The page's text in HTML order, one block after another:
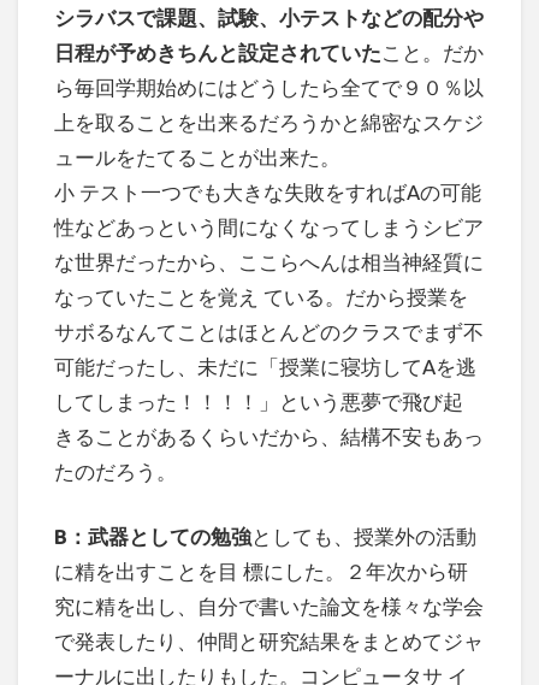
シラバスで課題、試験、小テストなどの配分や
日程が予めきちんと設定されていたこと。だか
ら毎回学期始めにはどうしたら全てで９０％以
上を取ることを出来るだろうかと綿密なスケジ
ュールをたてることが出来た。
小 テスト一つでも大きな失敗をすればAの可能
性などあっという間になくなってしまうシビア
な世界だったから、ここらへんは相当神経質に
なっていたことを覚え ている。だから授業を
サボるなんてことはほとんどのクラスでまず不
可能だったし、未だに「授業に寝坊してAを逃
してしまった！！！！」という悪夢で飛び起
きることがあるくらいだから、結構不安もあっ
たのだろう。
B：武器としての勉強としても、授業外の活動
に精を出すことを目 標にした。２年次から研
究に精を出し、自分で書いた論文を様々な学会
で発表したり、仲間と研究結果をまとめてジャ
ーナルに出したりもした。コンピュータサ イ